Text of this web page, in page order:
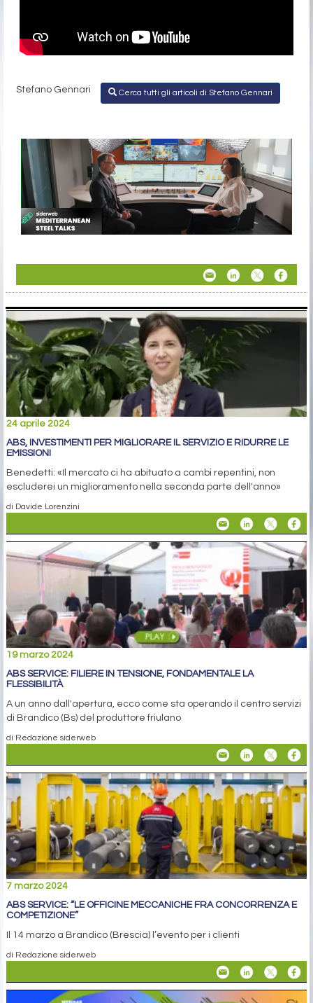
Stefano Gennari Cerca tutti gli articoli di Stefano Gennari
24 aprile 2024
ABS, INVESTIMENTI PER MIGLIORARE IL SERVIZIO E RIDURRE LE
EMISSIONI
Benedetti: «Il mercato ci ha abituato a cambi repentini, non
escluderei un miglioramento nella seconda parte dell'anno»
di Davide Lorenzini
19 marzo 2024
ABS SERVICE: FILIERE IN TENSIONE, FONDAMENTALE LA
FLESSIBILITÀ
A un anno dall'apertura, ecco come sta operando il centro servizi
di Brandico (Bs) del produttore friulano
di Redazione siderweb
7 marzo 2024
ABS SERVICE: “LE OFFICINE MECCANICHE FRA CONCORRENZA E
COMPETIZIONE”
Il 14 marzo a Brandico (Brescia) l’evento per i clienti
di Redazione siderweb